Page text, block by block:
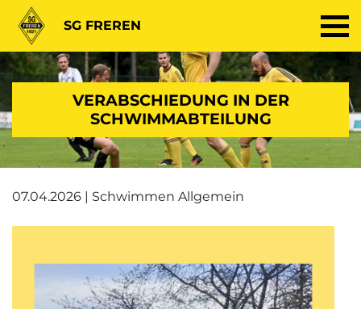
SG FREREN
VERABSCHIEDUNG IN DER
SCHWIMMABTEILUNG
07.04.2026 | Schwimmen Allgemein